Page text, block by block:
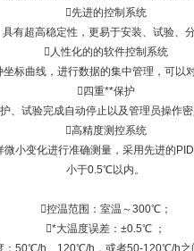
先进的控制系统
具有超高稳定性，更易于安装、试验、
人性化的的软件控制系统
标曲线，进行数据的集中管理，可以
四重**保护
、试验完成自动停止以及管理员操作
高精度测控系统
小变化进行准确测量，采用先进的
小于0.5℃以内。
控温范围：室温～300℃；
*大温度误差：±0.5℃ ；
：50℃/h、120℃/h，或者50-120℃/h之